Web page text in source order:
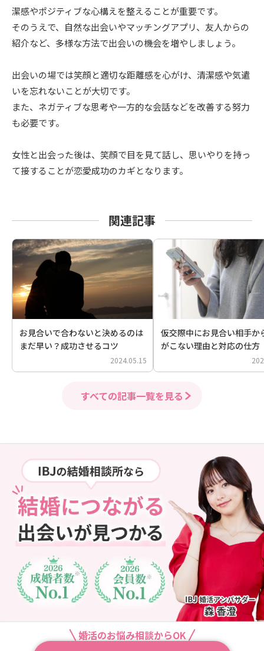
潔感やポジティブな心構えを整えることが重要です。
そのうえで、自然な出会いやマッチングアプリ、友人からの
紹介など、多様な方法で出会いの機会を増やしましょう。
出会いの場では笑顔と適切な距離感を心がけ、清潔感や気遣
いを忘れないことが大切です。
また、ネガティブな思考や一方的な会話などを改善する努力
も必要です。
女性と出会った後は、笑顔で目を見て話し、思いやりを持っ
て接することが恋愛成功のカギとなります。
関連記事
お見合いで合わないと決めるのは
まだ早い？成功させるコツ
2024.05.15
仮交際中にお見合い相手か
がこない理由と対応の仕方
すべての記事一覧を見る
婚活のお悩み相談からOK